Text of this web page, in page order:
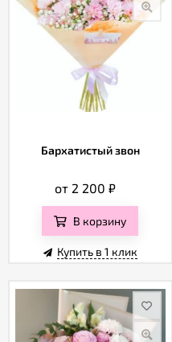
Бархатистый звон
от 2 200₽
В корзину
Купить в 1 клик